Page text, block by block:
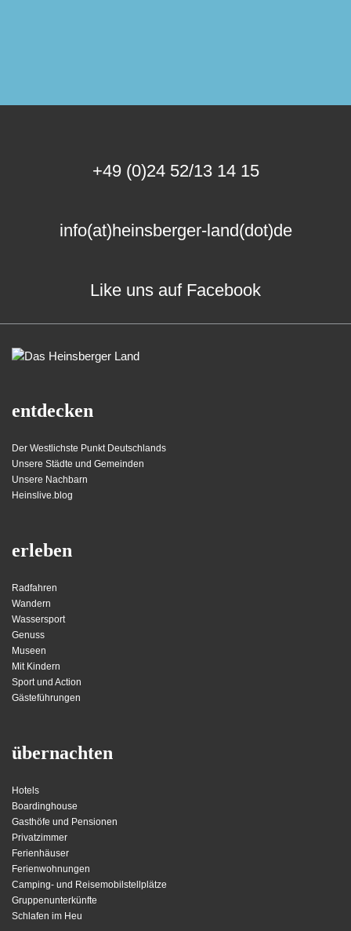
+49 (0)24 52/13 14 15
info(at)heinsberger-land(dot)de
Like uns auf Facebook
entdecken
Der Westlichste Punkt Deutschlands
Unsere Städte und Gemeinden
Unsere Nachbarn
Heinslive.blog
erleben
Radfahren
Wandern
Wassersport
Genuss
Museen
Mit Kindern
Sport und Action
Gästeführungen
übernachten
Hotels
Boardinghouse
Gasthöfe und Pensionen
Privatzimmer
Ferienhäuser
Ferienwohnungen
Camping- und Reisemobilstellplätze
Gruppenunterkünfte
Schlafen im Heu